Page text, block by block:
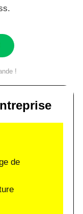
!
de